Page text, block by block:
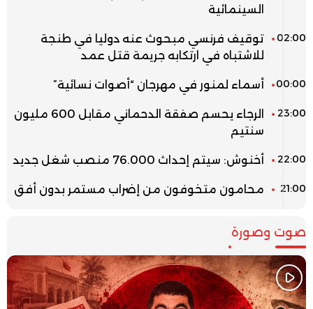
السينمائية
02:00
توقيف فرنسي مبحوث عنه دوليا في طنجة
للاشتباه في ارتكابه جريمة قتل عمد
00:00 أسماء لمنور في مهرجان “أصوات نسائية”
23:00
الرجاء يحسم صفقة الدحماني مقابل 600 مليون
سنتيم
22:00 أخنوش: سيتم إحداث 76.000 منصب شغل جديد
21:00 محامون متخوفون من إضراب مستمر بدون أفق
صوت وصورة